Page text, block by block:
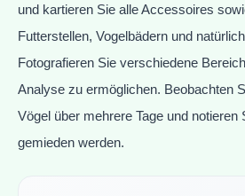
und kartieren Sie alle Accessoires
Futterstellen, Vogelbädern und
Fotografieren Sie verschiedene
Analyse zu ermöglichen. Beobachten
Vögel über mehrere Tage und notieren
gemieden werden.